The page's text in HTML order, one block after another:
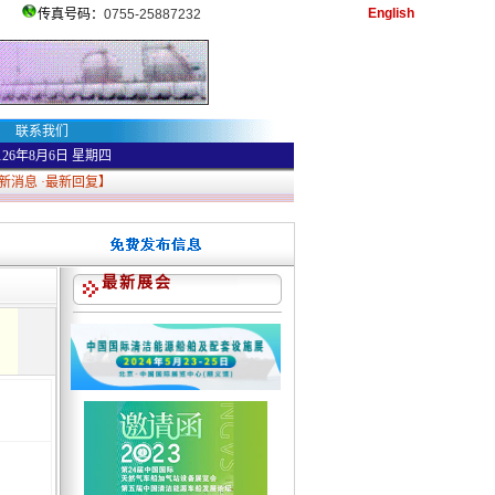
传真号码： 0755-25887232 English
联系我们
年8月6日 星期四
消息·最新回复】
最新展会